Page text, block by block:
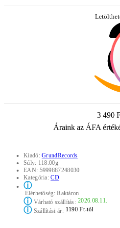
3 490
Áraink az ÁFA
Kiadó:GrundRecords
Súly: 118.00g
EAN: 5999887248030
Kategória:CD
ⓘ
Elérhetőség:Raktáron
ⓘVárható szállítás: 2026.08.11.
ⓘSzállítási ár: 1190 Ft-tól